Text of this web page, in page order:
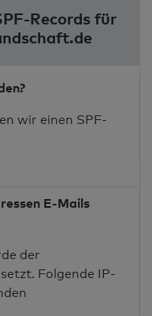
Records für
wir einen SPF-
E-Mails
der
Folgende IP-